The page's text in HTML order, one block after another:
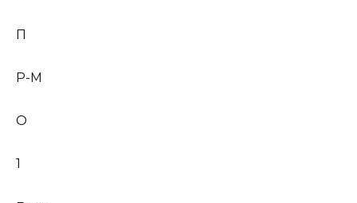
П
Р-М
О
1